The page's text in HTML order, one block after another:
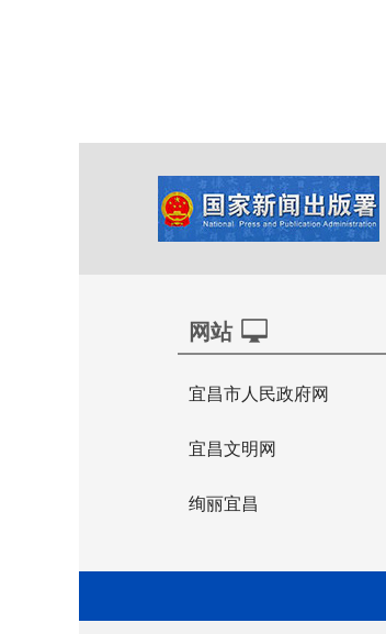
网站
宜昌市人民政府网
宜昌文明网
绚丽宜昌